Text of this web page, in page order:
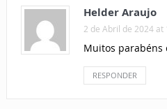
Helder Araujo
2 de Abril de 2024 at
Muitos parabéns
RESPONDER